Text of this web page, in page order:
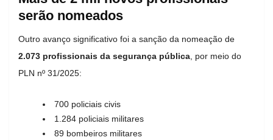
serão nomeados
Outro avanço significativo foi a sanção da nomeação de
2.073 profissionais da segurança pública , por meio do
PLN nº 31/2025:
700 policiais civis
1.284 policiais militares
89 bombeiros militares